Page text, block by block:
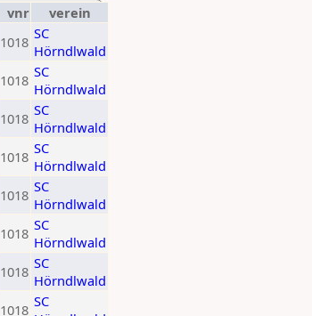
vnr
verein
1018 SC
Hörndlwald
1018 SC
Hörndlwald
1018 SC
Hörndlwald
1018 SC
Hörndlwald
1018 SC
Hörndlwald
1018 SC
Hörndlwald
1018 SC
Hörndlwald
1018 SC